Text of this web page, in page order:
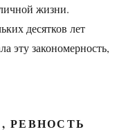
жизни.
десятков лет
эту закономерность,
РЕВНОСТЬ